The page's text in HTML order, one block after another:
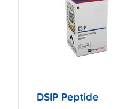
DSIP Peptide